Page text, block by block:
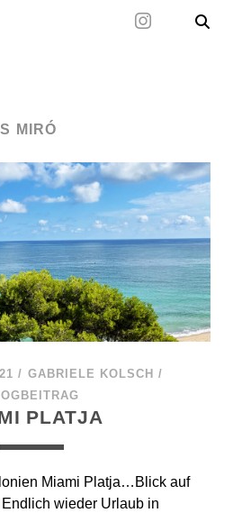
MIRÓ
/ GABRIELE KOLSCH /
PLATJA
Miami Platja…Blick auf
wieder Urlaub in